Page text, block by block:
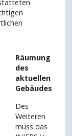
Räumung
des
aktuellen
Gebäudes
Des
Weiteren
muss das